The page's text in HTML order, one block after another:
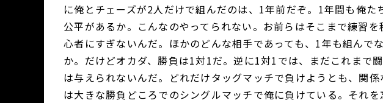
に俺とチェーズが2人だけで組んだのは、1年前だぞ。1年間も俺た
公平があるか。こんなのやってられない。お前らはそこまで練習
心者にすぎないんだ。ほかのどんな相手であっても、1年も組んで
か。だけどオカダ、勝負は1対1だ。逆に1対1では、まだこれまで
は与えられないんだ。どれだけタッグマッチで負けようとも、関
は大きな勝負どころでのシングルマッチで俺に負けている。それ